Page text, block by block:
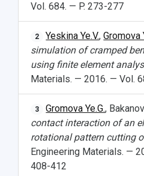
Vol. 684. — P. 273-277
2 Yeskina Ye.V.,Gromova
simulation of cramped
using finite element
Materials. — 2016. — Vol.
3 Gromova Ye.G.,
contact interaction of an
rotational pattern cutting
Engineering Materials. —
408-412